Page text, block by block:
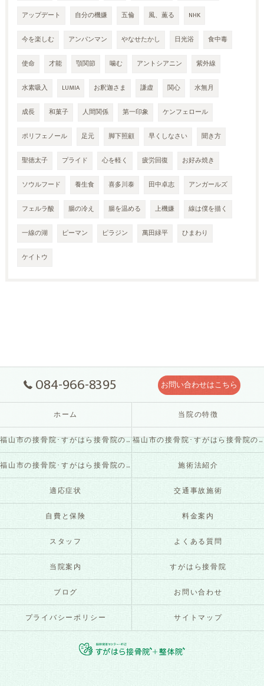
アップデート 自分の機嫌 五倫 風、薫る NHK
今を楽しむ アンパンマン やなせたかし 日光浴 食中毒
使命 才能 顎関節 噛む アントシアニン 紫外線
水素吸入 LUMIA お釈迦さま 謙虚 関心 水無月
成長 和菓子 人間関係 第一印象 ケンフェロール
ポリフェノール 足元 脚下照顧 早くしなさい 聞き方
聖徳太子 プライド 心を軽く 疲労回復 お好み焼き
ソウルフード 養生食 喜多川泰 田中卓志 アンガールズ
フェルラ酸 腸の冷え 腸を温める 上機嫌 線は僕を描く
一線の湖 ピーマン ピラジン 萬田緑平 ひまわり
ケイトウ
084-966-8395 お問い合わせはこちら
ホーム 当院の特徴
福山市の接骨院･すがはら接骨院の口コミ情報 福山市の接骨院･すがはら接骨院の評判
福山市の接骨院･すがはら接骨院のお客様の声 施術法紹介
適応症状 交通事故施術
自費と保険 料金案内
スタッフ よくある質問
当院案内 すがはら接骨院
ブログ お問い合わせ
プライバシーポリシー サイトマップ